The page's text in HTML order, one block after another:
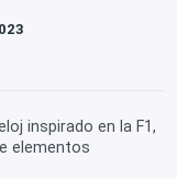
inspirado en la F1,
elementos